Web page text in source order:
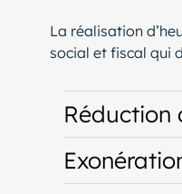
La réalisation
social et fiscal qui
Réduction